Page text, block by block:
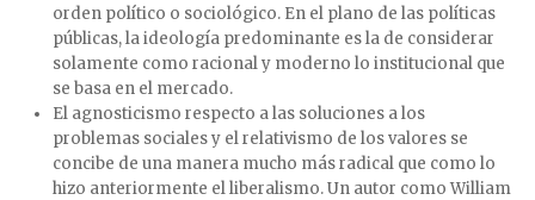
orden político o sociológico. En el plano de las políticas
públicas, la ideología predominante es la de considerar
solamente como racional y moderno lo institucional que
se basa en el mercado.
El agnosticismo respecto a las soluciones a los
problemas sociales y el relativismo de los valores se
concibe de una manera mucho más radical que como lo
hizo anteriormente el liberalismo. Un autor como William